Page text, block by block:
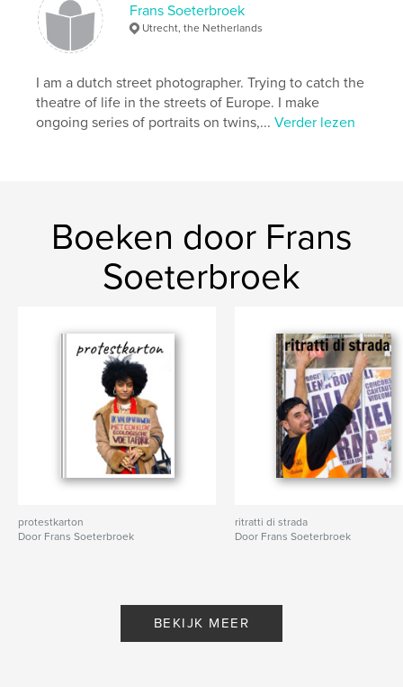
Frans Soeterbroek
Utrecht, the Netherlands
I am a dutch street photographer. Trying to catch the
theatre of life in the streets of Europe. I make
ongoing series of portraits on twins,...Verder lezen
Boeken door Frans
Soeterbroek
protestkarton
Door Frans Soeterbroek
ritratti di strada
Door Frans Soeterbroek
BEKIJK MEER